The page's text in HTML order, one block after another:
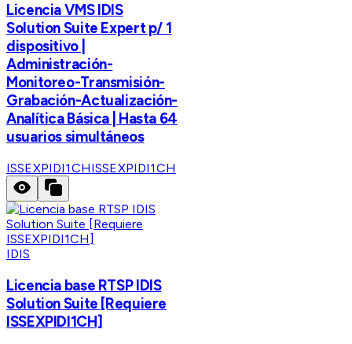
Licencia VMS IDIS
Solution Suite Expert p/ 1
dispositivo |
Administración-
Monitoreo-Transmisión-
Grabación-Actualización-
Analítica Básica | Hasta 64
usuarios simultáneos
ISSEXPIDI1CHISSEXPIDI1CH
IDIS
Licencia base RTSP IDIS
Solution Suite [Requiere
ISSEXPIDI1CH]